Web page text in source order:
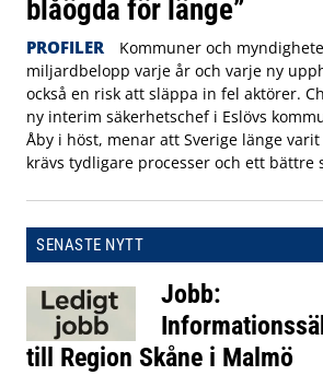
blåögda för länge”
PROFILER
Kommuner och
miljardbelopp varje år och varje ny
också en risk att släppa in fel aktörer.
ny interim säkerhetschef i Eslövs
Åby i höst, menar att Sverige länge
krävs tydligare processer och ett bättre
SENASTE NYTT
Jobb:
till Region Skåne i Malmö